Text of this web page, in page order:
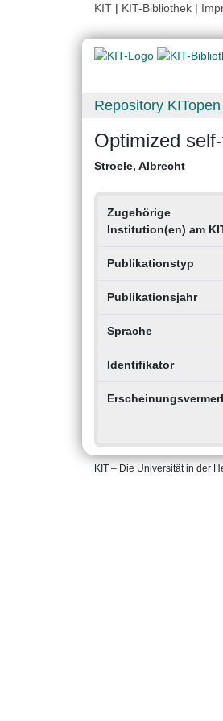
KIT | KIT-Bibliothek |
Repository KITopen
Optimized
Stroele, Albrecht
Zugehörige
Institution(en) am
Publikationstyp
Publikationsjahr
Sprache
Identifikator
KIT – Die Universität in der